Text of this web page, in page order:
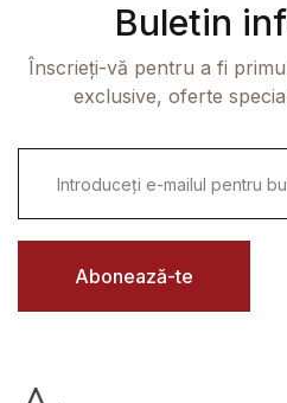
Buletin
Înscrieți-vă pentru a fi
exclusive, oferte
i
l
Abonează-te